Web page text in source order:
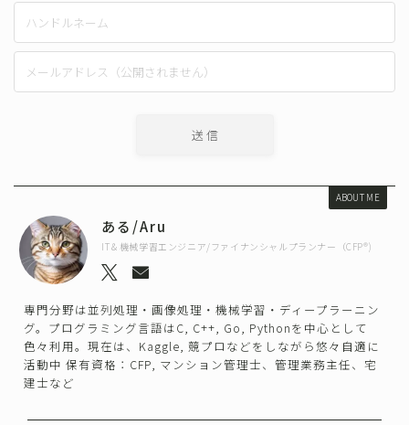
ABOUT ME
ある/Aru
IT＆機械学習エンジニア/ファイナンシャルプランナー（CFP®)
専門分野は並列処理・画像処理・機械学習・ディープラーニン
グ。プログラミング言語はC, C++, Go, Pythonを中心として
色々利用。現在は、Kaggle, 競プロなどをしながら悠々自適に
活動中 保有資格：CFP, マンション管理士、管理業務主任、宅
建士など